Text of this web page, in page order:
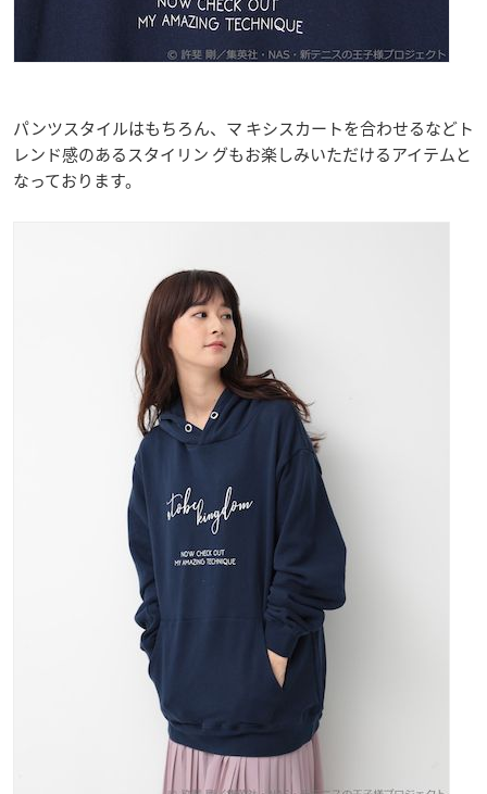
パンツスタイルはもちろん、マ キシスカートを合わせるなどト
レンド感のあるスタイリン グもお楽しみいただけるアイテムと
なっております。